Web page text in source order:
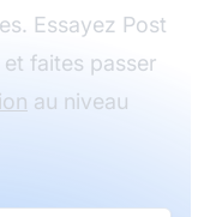
Essayez Post
faites passer
au niveau